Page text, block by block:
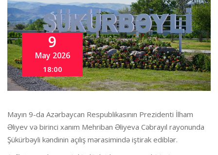
9
May 2026
18:00
Mayın 9-da Azərbaycan Respublikasının Prezidenti İlham
Əliyev və birinci xanım Mehriban Əliyeva Cəbrayıl rayonunda
Şükürbəyli kəndinin açılış mərasimində iştirak ediblər.